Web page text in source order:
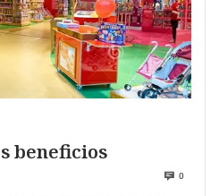
beneficios
0